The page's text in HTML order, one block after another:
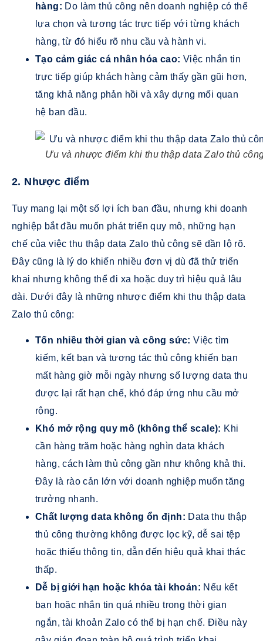
hàng: Do làm thủ công nên doanh nghiệp có thể
lựa chọn và tương tác trực tiếp với từng khách
hàng, từ đó hiểu rõ nhu cầu và hành vi.
Tạo cảm giác cá nhân hóa cao: Việc nhắn tin
trực tiếp giúp khách hàng cảm thấy gần gũi hơn,
tăng khả năng phản hồi và xây dựng mối quan
hệ ban đầu.
Ưu và nhược điểm khi thu thập data Zalo thủ
2. Nhược điểm
Tuy mang lại một số lợi ích ban đầu, nhưng khi doanh
nghiệp bắt đầu muốn phát triển quy mô, những hạn
chế của việc thu thập data Zalo thủ công sẽ dần lộ rõ.
Đây cũng là lý do khiến nhiều đơn vị dù đã thử triển
khai nhưng không thể đi xa hoặc duy trì hiệu quả lâu
dài. Dưới đây là những nhược điểm khi thu thập data
Zalo thủ công:
Tốn nhiều thời gian và công sức:Việc tìm
kiếm, kết bạn và tương tác thủ công khiến bạn
mất hàng giờ mỗi ngày nhưng số lượng data thu
được lại rất hạn chế, khó đáp ứng nhu cầu mở
rộng.
Khó mở rộng quy mô (không thể scale): Khi
cần hàng trăm hoặc hàng nghìn data khách
hàng, cách làm thủ công gần như không khả thi.
Đây là rào cản lớn với doanh nghiệp muốn tăng
trưởng nhanh.
Chất lượng data không ổn định: Data thu thập
thủ công thường không được lọc kỹ, dễ sai tệp
hoặc thiếu thông tin, dẫn đến hiệu quả khai thác
thấp.
Dễ bị giới hạn hoặc khóa tài khoản: Nếu kết
bạn hoặc nhắn tin quá nhiều trong thời gian
ngắn, tài khoản Zalo có thể bị hạn chế. Điều này